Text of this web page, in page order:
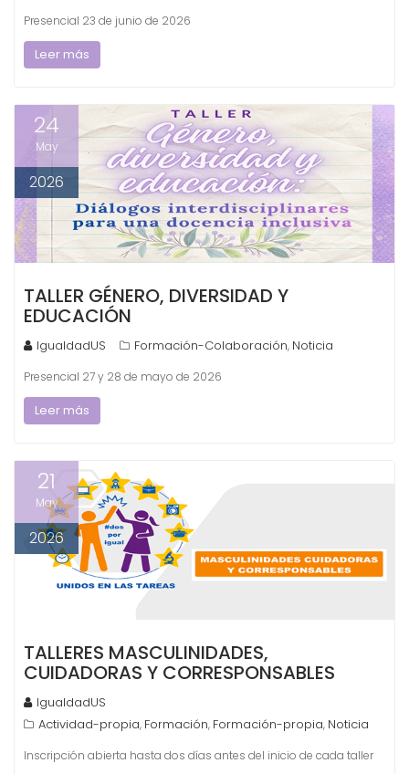
Presencial 23 de junio de 2026
Leer más
24
May
2026
TALLER GÉNERO, DIVERSIDAD Y
EDUCACIÓN
IgualdadUS Formación-Colaboración, Noticia
Presencial 27 y 28 de mayo de 2026
Leer más
21
May
2026
TALLERES MASCULINIDADES,
CUIDADORAS Y CORRESPONSABLES
IgualdadUS
Actividad-propia, Formación, Formación-propia, Noticia
Inscripción abierta hasta dos días antes del inicio de cada taller